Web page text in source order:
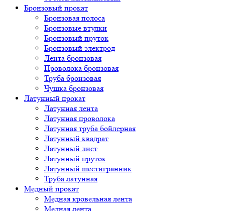
Бронзовый прокат
Бронзовая полоса
Бронзовые втулки
Бронзовый пруток
Бронзовый электрод
Лента бронзовая
Проволока бронзовая
Труба бронзовая
Чушка бронзовая
Латунный прокат
Латунная лента
Латунная проволока
Латунная труба бойлерная
Латунный квадрат
Латунный лист
Латунный пруток
Латунный шестигранник
Труба латунная
Медный прокат
Медная кровельная лента
Медная лента